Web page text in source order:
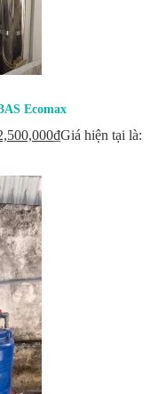
Ecomax
₫Giá hiện tại là: